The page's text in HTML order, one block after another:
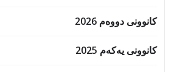
کانوونی دووەم 2026
کانوونی یەکەم 2025